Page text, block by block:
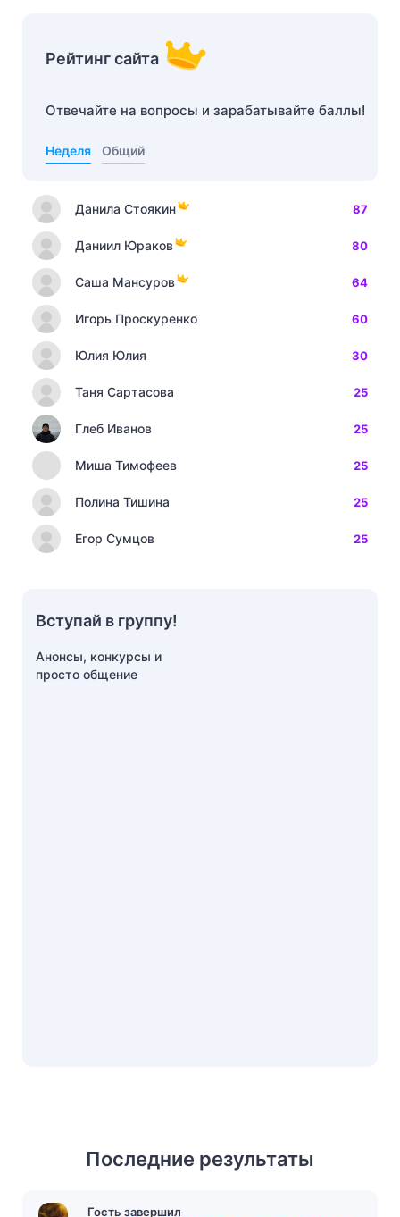
Последние результаты
Гость завершил
Рейтинг сайта
Отвечайте на вопросы и зарабатывайте баллы!
Неделя Общий
Данила Стоякин 87
Даниил Юраков 80
Саша Мансуров 64
Игорь Проскуренко 60
Юлия Юлия 30
Таня Сартасова 25
Глеб Иванов 25
Миша Тимофеев 25
Полина Тишина 25
Егор Сумцов 25
Вступай в группу!
Анонсы, конкурсы и
просто общение